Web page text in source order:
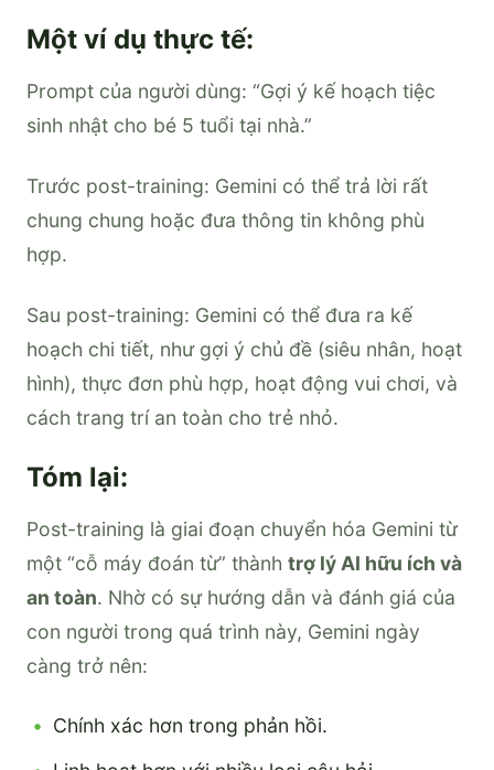
Một ví dụ thực tế:
Prompt của người dùng: “Gợi ý kế hoạch tiệc
sinh nhật cho bé 5 tuổi tại nhà.”
Trước post-training: Gemini có thể trả lời rất
chung chung hoặc đưa thông tin không phù
hợp.
Sau post-training: Gemini có thể đưa ra kế
hoạch chi tiết, như gợi ý chủ đề (siêu nhân, hoạt
hình), thực đơn phù hợp, hoạt động vui chơi, và
cách trang trí an toàn cho trẻ nhỏ.
Tóm lại:
Post-training là giai đoạn chuyển hóa Gemini từ
một “cỗ máy đoán từ” thành trợ lý AI hữu ích và
an toàn. Nhờ có sự hướng dẫn và đánh giá của
con người trong quá trình này, Gemini ngày
càng trở nên:
Chính xác hơn trong phản hồi.